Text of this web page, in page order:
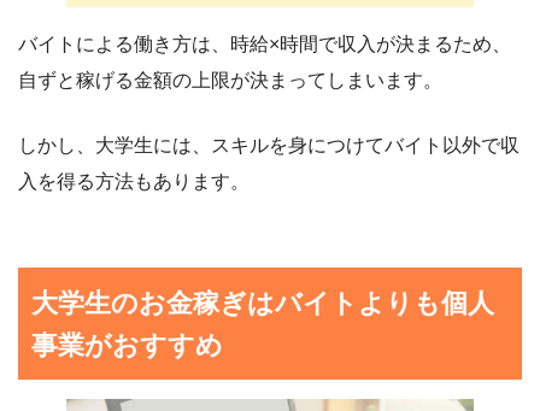
バイトによる働き方は、時給×時間で収入が決まるため、
自ずと稼げる金額の上限が決まってしまいます。
しかし、大学生には、スキルを身につけてバイト以外で収
入を得る方法もあります。
大学生のお金稼ぎはバイトよりも個人
事業がおすすめ